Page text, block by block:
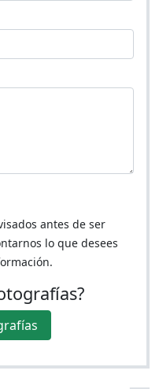
antes de ser
lo que desees